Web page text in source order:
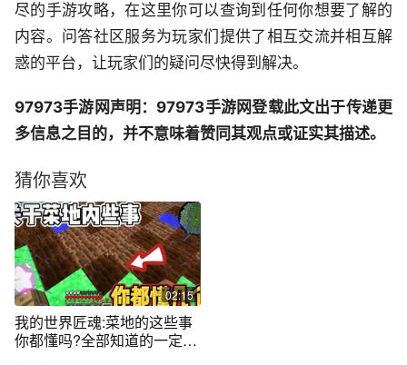
尽的手游攻略，在这里你可以查询到任何你想要了解的
内容。问答社区服务为玩家们提供了相互交流并相互解
惑的平台，让玩家们的疑问尽快得到解决。
97973手游网声明：97973手游网登载此文出于传递更
多信息之目的，并不意味着赞同其观点或证实其描述。
猜你喜欢
02:15
我的世界匠魂:菜地的这些事
你都懂吗?全部知道的一定是